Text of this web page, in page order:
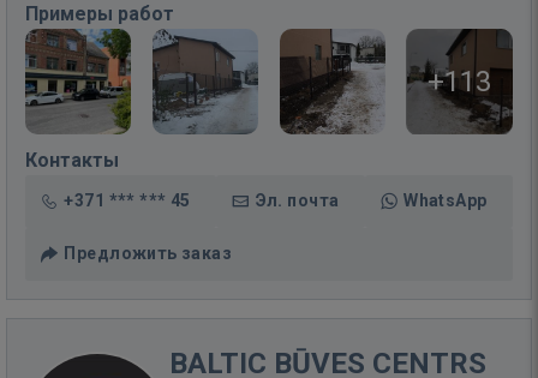
Примеры работ
+113
Контакты
+371 *** *** 45 Эл. почта WhatsApp
Предложить заказ
BALTIC BŪVES CENTRS